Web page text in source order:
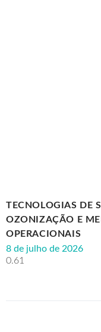
TECNOLOGIAS DE
OZONIZAÇÃO E
OPERACIONAIS
8 de julho de 2026